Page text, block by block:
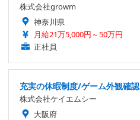
株式会社growm
神奈川県
月給21万5,000円～50万円
正社員
充実の休暇制度/ゲーム外観確認
株式会社ケイエムシー
大阪府